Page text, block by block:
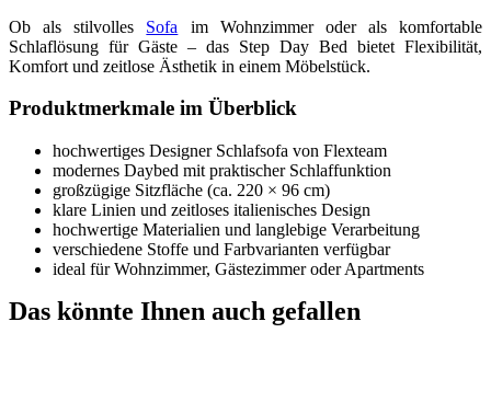
Ob als stilvolles Sofa im Wohnzimmer oder als komfortable
Schlaflösung für Gäste – das Step Day Bed bietet Flexibilität,
Komfort und zeitlose Ästhetik in einem Möbelstück.
Produktmerkmale im Überblick
hochwertiges Designer Schlafsofa von Flexteam
modernes Daybed mit praktischer Schlaffunktion
großzügige Sitzfläche (ca. 220 × 96 cm)
klare Linien und zeitloses italienisches Design
hochwertige Materialien und langlebige Verarbeitung
verschiedene Stoffe und Farbvarianten verfügbar
ideal für Wohnzimmer, Gästezimmer oder Apartments
Das könnte Ihnen auch gefallen